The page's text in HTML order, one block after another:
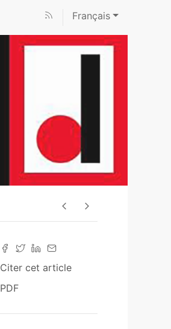
Français
Citer cet article
PDF